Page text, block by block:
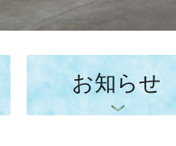
お知らせ